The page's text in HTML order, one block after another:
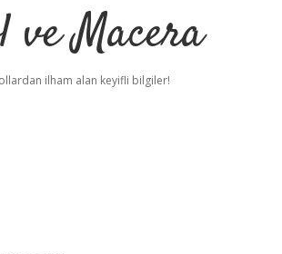
ve Macera
ilham alan keyifli bilgiler!